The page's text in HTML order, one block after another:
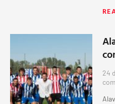
24